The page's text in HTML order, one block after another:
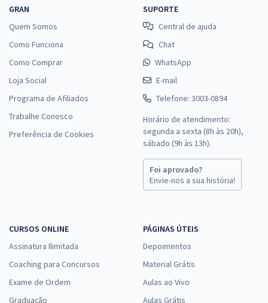
GRAN
Quem Somos
Como Funciona
Como Comprar
Loja Social
Programa de Afiliados
Trabalhe Conosco
Preferência de Cookies
SUPORTE
Central de ajuda
Chat
WhatsApp
E-mail
Telefone: 3003-0894
Horário de atendimento:
segunda a sexta (8h às 20h),
sábado (9h às 13h).
Foi aprovado?
Envie-nos a sua história!
CURSOS ONLINE
Assinatura Ilimitada
Coaching para Concursos
Exame de Ordem
Graduação
PÁGINAS ÚTEIS
Depoimentos
Material Grátis
Aulas ao Vivo
Aulas Grátis